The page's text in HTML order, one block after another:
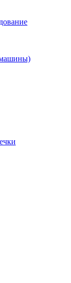
машины)